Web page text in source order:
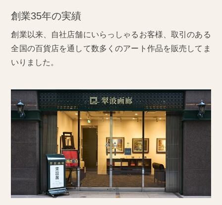
創業35年の実績
創業以来、自社店舗にいらっしゃるお客様、取引のある
全国の百貨店を通して数多くのアート作品を販売してま
いりました。